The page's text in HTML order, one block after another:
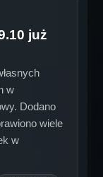
już
w
Dodano
wiele
w